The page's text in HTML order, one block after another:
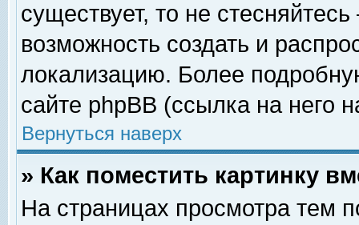
существует, то не
возможность создать и
локализацию. Более
сайте phpBB (ссылка на него
Вернуться наверх
» Как поместить картинку
На страницах просмотра тем